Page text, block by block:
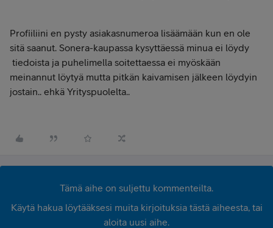
Profiiliini en pysty asiakasnumeroa lisäämään kun en ole
sitä saanut. Sonera-kaupassa kysyttäessä minua ei löydy
tiedoista ja puhelimella soitettaessa ei myöskään
meinannut löytyä mutta pitkän kaivamisen jälkeen löydyin
jostain.. ehkä Yrityspuolelta..
Tämä aihe on suljettu kommenteilta.
Käytä hakua löytääksesi muita kirjoituksia tästä aiheesta, tai
aloita uusi aihe.